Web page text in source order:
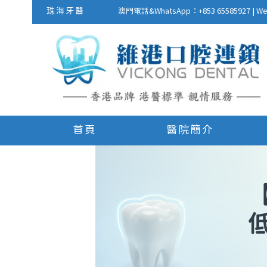
珠海牙醫 澳門電話&WhatsApp：+853 65585927 |
首頁 醫院簡介